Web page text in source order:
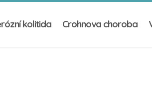
kolitida Crohnova choroba